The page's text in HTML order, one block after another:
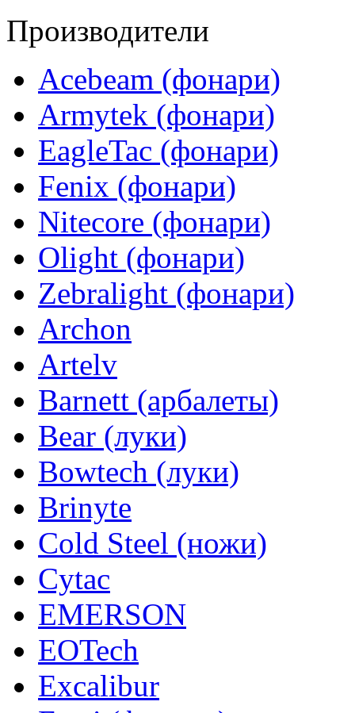
Производители
Acebeam (фонари)
Armytek (фонари)
EagleTac (фонари)
Fenix (фонари)
Nitecore (фонари)
Olight (фонари)
Zebralight (фонари)
Archon
Artelv
Barnett (арбалеты)
Bear (луки)
Bowtech (луки)
Brinyte
Cold Steel (ножи)
Cytac
EMERSON
EOTech
Excalibur